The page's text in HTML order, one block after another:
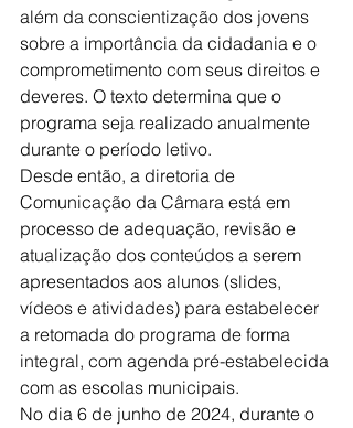
além da conscientização dos jovens
sobre a importância da cidadania e o
comprometimento com seus direitos e
deveres. O texto determina que o
programa seja realizado anualmente
durante o período letivo.
Desde então, a diretoria de
Comunicação da Câmara está em
processo de adequação, revisão e
atualização dos conteúdos a serem
apresentados aos alunos (slides,
vídeos e atividades) para estabelecer
a retomada do programa de forma
integral, com agenda pré-estabelecida
com as escolas municipais.
No dia 6 de junho de 2024, durante o